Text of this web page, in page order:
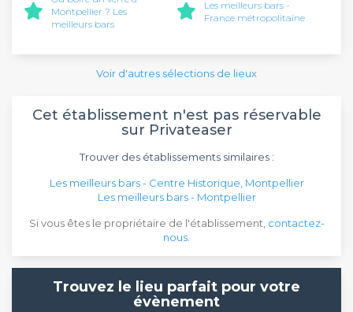
Montpellier ? Les
meilleurs bars
Les meilleurs bars -
France métropolitaine
Voir d'autres sélections de lieux
Cet établissement n'est pas réservable
sur Privateaser
Trouver des établissements similaires :
Les meilleurs bars - Centre Historique, Montpellier
Les meilleurs bars - Montpellier
Si vous êtes le propriétaire de l'établissement, contactez-
nous
Trouvez le lieu parfait pour votre
évènement